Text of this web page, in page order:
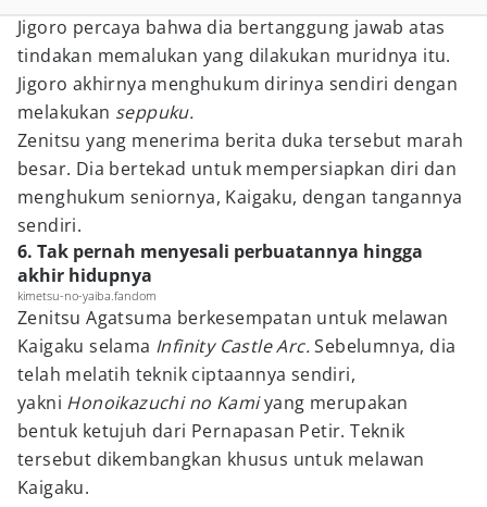
Jigoro percaya bahwa dia bertanggung jawab atas
tindakan memalukan yang dilakukan muridnya itu.
Jigoro akhirnya menghukum dirinya sendiri dengan
melakukan seppuku.
Zenitsu yang menerima berita duka tersebut marah
besar. Dia bertekad untuk mempersiapkan diri dan
menghukum seniornya, Kaigaku, dengan tangannya
sendiri.
6. Tak pernah menyesali perbuatannya hingga
akhir hidupnya
kimetsu-no-yaiba.fandom
Zenitsu Agatsuma berkesempatan untuk melawan
Kaigaku selama Infinity Castle Arc.Sebelumnya, dia
telah melatih teknik ciptaannya sendiri,
yakni Honoikazuchi no Kamiyang merupakan
bentuk ketujuh dari Pernapasan Petir. Teknik
tersebut dikembangkan khusus untuk melawan
Kaigaku.